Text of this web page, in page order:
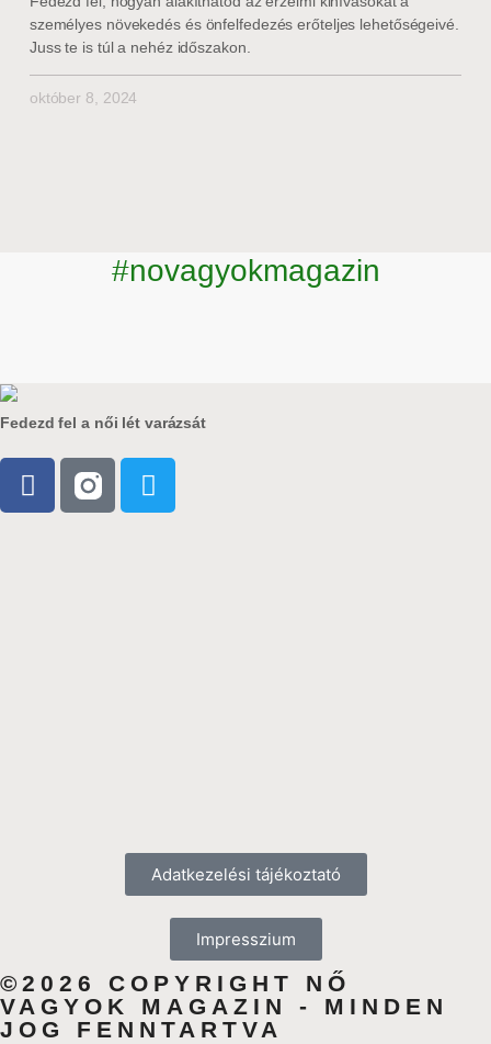
személyes növekedés és önfelfedezés erőteljes lehetőségeivé.
Juss te is túl a nehéz időszakon.
október 8, 2024
#novagyokmagazin
Fedezd fel a női lét varázsát
Adatkezelési tájékoztató
Impresszium
©2026 COPYRIGHT NŐ
VAGYOK MAGAZIN - MINDEN
JOG FENNTARTVA